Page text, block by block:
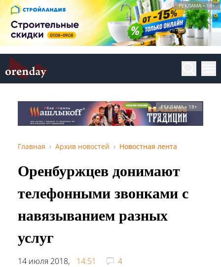
РЕКЛАМА • 18+
РЕКЛАМА • 18+
Главная Архив новостей Новостная лента
Оренбуржцев донимают
телефонными звонками с
навязыванием разных
услуг
14 июля 2018, 14:51
4